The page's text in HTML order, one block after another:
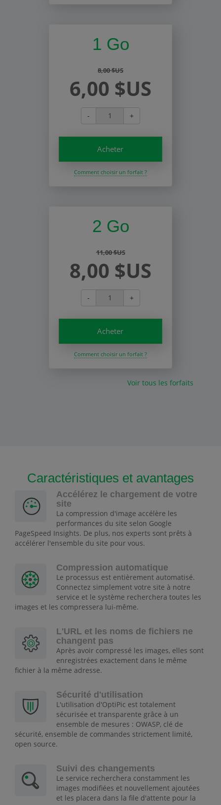
1 Go
8,00 $US
6,00 $US
- +
Acheter
Comment choisir un forfait ?
2 Go
11,00 $US
8,00 $US
- +
Acheter
Comment choisir un forfait ?
Voir tous les forfaits
Caractéristiques et avantages
Accélérez le chargement de votre
site
La compression d'image accélère les
performances du site selon Google
PageSpeed Insights. De plus, nos experts sont prêts à
accélérer l'ensemble du site pour vous.
Compression automatique
Le processus est entièrement automatisé.
Connectez simplement votre site à notre
service et le système recherchera toutes les
images et les compressera lui-même.
L'URL et les noms de fichiers ne
changent pas
Après avoir compressé les images, elles sont
enregistrées exactement dans le même
fichier à la même adresse.
Sécurité d'utilisation
L'utilisation d'OptiPic est totalement
sécurisée et transparente grâce à un
ensemble de mesures : OWASP, clé de
sécurité, ensemble de commandes strictement limité,
open source.
Suivi des changements
Le service recherchera constamment les
images modifiées et nouvellement ajoutées
et les placera dans la file d'attente pour la